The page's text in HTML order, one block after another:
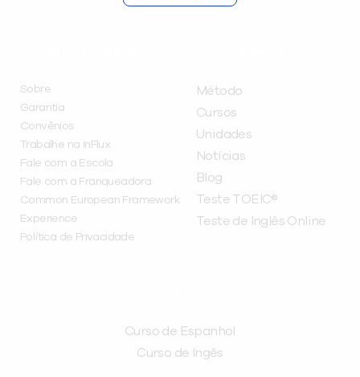
Sobre
Garantia
Convênios
Trabalhe na inFlux
Fale com a Escola
Fale com a Franqueadora
Common European Framework
Experience
Política de Privacidade
Método
Cursos
Unidades
Notícias
Blog
Teste TOEIC®
Teste de Inglês Online
Curso de Espanhol
Curso de Ingês